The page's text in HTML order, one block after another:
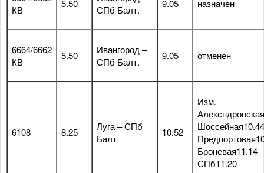
КВ
5.50
СПб Балт.
9.05 назначен
6664/6662
КВ
5.50
Ивангород –
СПб Балт.
9.05 отменен
6108 8.25
Луга – СПб
Балт
10.52
Изм.
Шоссейная10.44
Броневая11.14
СПб11.20